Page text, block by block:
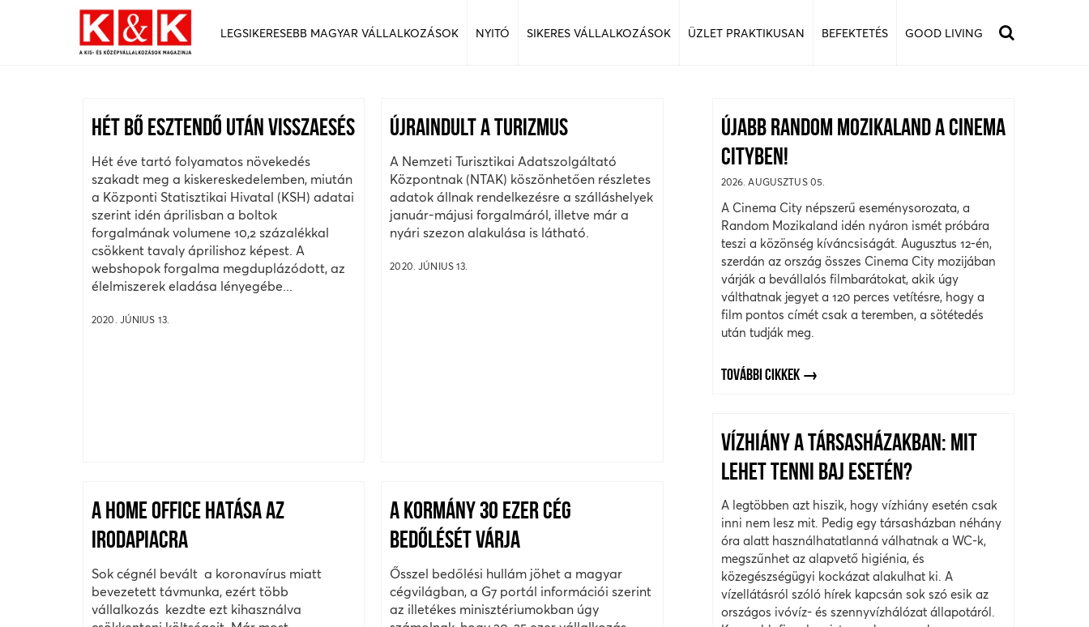
LEGSIKERESEBB MAGYAR VÁLLALKOZÁSOK NYITÓ SIKERES VÁLLALKOZÁSOK ÜZLET PRAKTIKUSAN BEFEKTETÉS GOOD LIVING
HÉT BŐ ESZTENDŐ UTÁN VISSZAESÉS
Hét éve tartó folyamatos növekedés
szakadt meg a kiskereskedelemben, miután
a Központi Statisztikai Hivatal (KSH) adatai
szerint idén áprilisban a boltok
forgalmának volumene 10,2 százalékkal
csökkent tavaly áprilishoz képest. A
webshopok forgalma megduplázódott, az
élelmiszerek eladása lényegébe...
2020. JÚNIUS 13.
ÚJRAINDULT A TURIZMUS
A Nemzeti Turisztikai Adatszolgáltató
Központnak (NTAK) köszönhetően részletes
adatok állnak rendelkezésre a szálláshelyek
január-májusi forgalmáról, illetve már a
nyári szezon alakulása is látható.
2020. JÚNIUS 13.
A HOME OFFICE HATÁSA AZ
IRODAPIACRA
Sok cégnél bevált a koronavírus miatt
bevezetett távmunka, ezért több
vállalkozás kezdte ezt kihasználva
A KORMÁNY 30 EZER CÉG
BEDŐLÉSÉT VÁRJA
Ősszel bedőlési hullám jöhet a magyar
cégvilágban, a G7 portál információi szerint
az illetékes minisztériumokban úgy
ÚJABB RANDOM MOZIKALAND A CINEMA
CITYBEN!
2026. AUGUSZTUS 05.
A Cinema City népszerű eseménysorozata, a
Random Mozikaland idén nyáron ismét próbára
teszi a közönség kíváncsiságát. Augusztus 12-én,
szerdán az ország összes Cinema City mozijában
várják a bevállalós filmbarátokat, akik úgy
válthatnak jegyet a 120 perces vetítésre, hogy a
film pontos címét csak a teremben, a sötétedés
után tudják meg.
TOVÁBBI CIKKEK
VÍZHIÁNY A TÁRSASHÁZAKBAN: MIT
LEHET TENNI BAJ ESETÉN?
A legtöbben azt hiszik, hogy vízhiány esetén csak
inni nem lesz mit. Pedig egy társasházban néhány
óra alatt használhatatlanná válhatnak a WC-k,
megszűnhet az alapvető higiénia, és
közegészségügyi kockázat alakulhat ki. A
vízellátásról szóló hírek kapcsán sok szó esik az
országos ivóvíz- és szennyvízhálózat állapotáról.